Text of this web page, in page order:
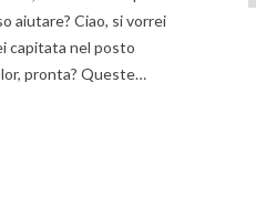
aiutare? Ciao, si vorrei
capitata nel posto
pronta? Queste…